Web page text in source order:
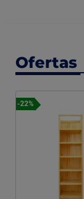
Ofertas
-22%